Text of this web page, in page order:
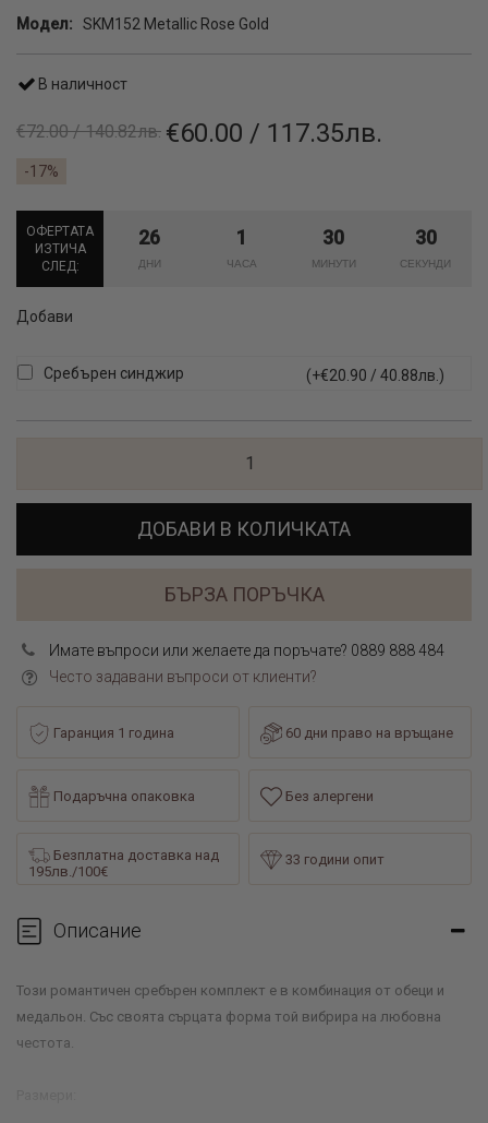
Модел: SKM152 Metallic Rose Gold
В наличност
€72.00 / 140.82лв. €60.00 / 117.35лв.
-17%
ОФЕРТАТА
ИЗТИЧА
СЛЕД:
26 1 30 30
Добави
Сребърен синджир (+€20.90 / 40.88лв.)
ДОБАВИ В КОЛИЧКАТА
БЪРЗА ПОРЪЧКА
Имате въпроси или желаете да поръчате? 0889 888 484
Често задавани въпроси от клиенти?
Гаранция 1 година 60 дни право на връщане
Подаръчна опаковка Без алергени
Безплатна доставка над
195лв./100€
33 години опит
Описание
Този романтичен сребърен комплект е в комбинация от обеци и
медальон. Със своята сърцата форма той вибрира на любовна
честота.